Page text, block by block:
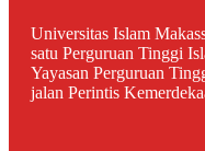
Universitas Islam
satu Perguruan Tinggi
Yayasan Perguruan
jalan Perintis